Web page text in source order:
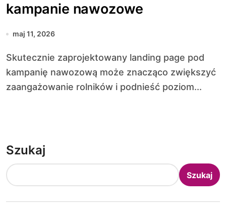
kampanie nawozowe
maj 11, 2026
Skutecznie zaprojektowany landing page pod
kampanię nawozową może znacząco zwiększyć
zaangażowanie rolników i podnieść poziom...
Szukaj
Szukaj